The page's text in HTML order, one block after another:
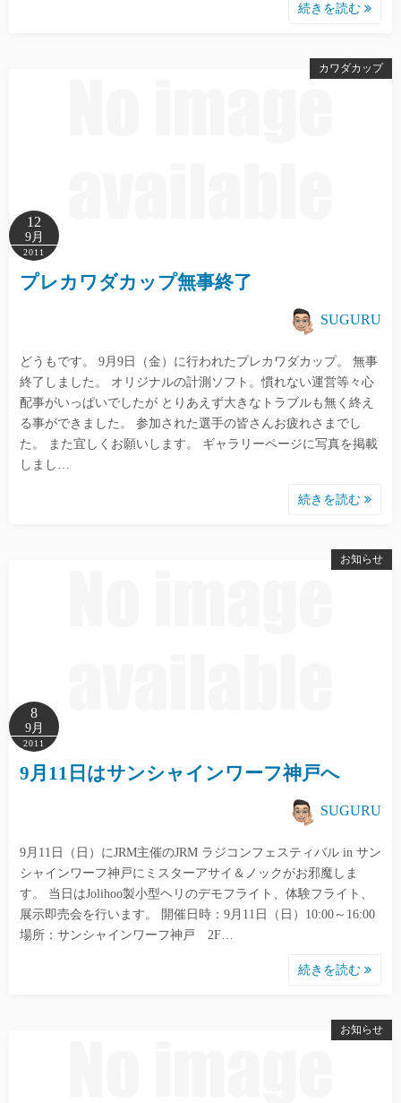
続きを読む
カワダカップ
12
9月
2011
プレカワダカップ無事終了
SUGURU
どうもです。 9月9日（金）に行われたプレカワダカップ。 無事
終了しました。 オリジナルの計測ソフト。慣れない運営等々心
配事がいっぱいでしたが とりあえず大きなトラブルも無く終え
る事ができました。 参加された選手の皆さんお疲れさまでし
た。 また宜しくお願いします。 ギャラリーページに写真を掲載
しまし…
続きを読む
お知らせ
8
9月
2011
9月11日はサンシャインワーフ神戸へ
SUGURU
9月11日（日）にJRM主催のJRM ラジコンフェスティバル in サン
シャインワーフ神戸にミスターアサイ＆ノックがお邪魔しま
す。 当日はJolihoo製小型ヘリのデモフライト、体験フライト、
展示即売会を行います。 開催日時：9月11日（日）10:00～16:00
場所：サンシャインワーフ神戸 2F…
続きを読む
お知らせ